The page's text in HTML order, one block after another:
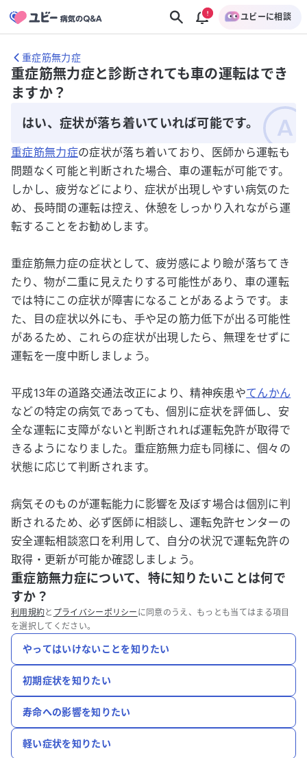
ユビーに相談
重症筋無力症
重症筋無力症と診断されても車の運転はでき
ますか？
はい、症状が落ち着いていれば可能です。
重症筋無力症の症状が落ち着いており、医師から運転も
問題なく可能と判断された場合、車の運転が可能です。
しかし、疲労などにより、症状が出現しやすい病気のた
め、長時間の運転は控え、休憩をしっかり入れながら運
転することをお勧めします。
重症筋無力症の症状として、疲労感により瞼が落ちてき
たり、物が二重に見えたりする可能性があり、車の運転
では特にこの症状が障害になることがあるようです。ま
た、目の症状以外にも、手や足の筋力低下が出る可能性
があるため、これらの症状が出現したら、無理をせずに
運転を一度中断しましょう。
平成13年の道路交通法改正により、精神疾患やてんかん
などの特定の病気であっても、個別に症状を評価し、安
全な運転に支障がないと判断されれば運転免許が取得で
きるようになりました。重症筋無力症も同様に、個々の
状態に応じて判断されます。
病気そのものが運転能力に影響を及ぼす場合は個別に判
断されるため、必ず医師に相談し、運転免許センターの
安全運転相談窓口を利用して、自分の状況で運転免許の
取得・更新が可能か確認しましょう。
重症筋無力症について、特に知りたいことは何で
すか？
利用規約と プライバシーポリシー に同意のうえ、もっとも当てはまる項目
を選択してください。
やってはいけないことを知りたい
初期症状を知りたい
寿命への影響を知りたい
軽い症状を知りたい